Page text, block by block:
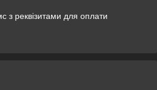
з реквізитами для оплати